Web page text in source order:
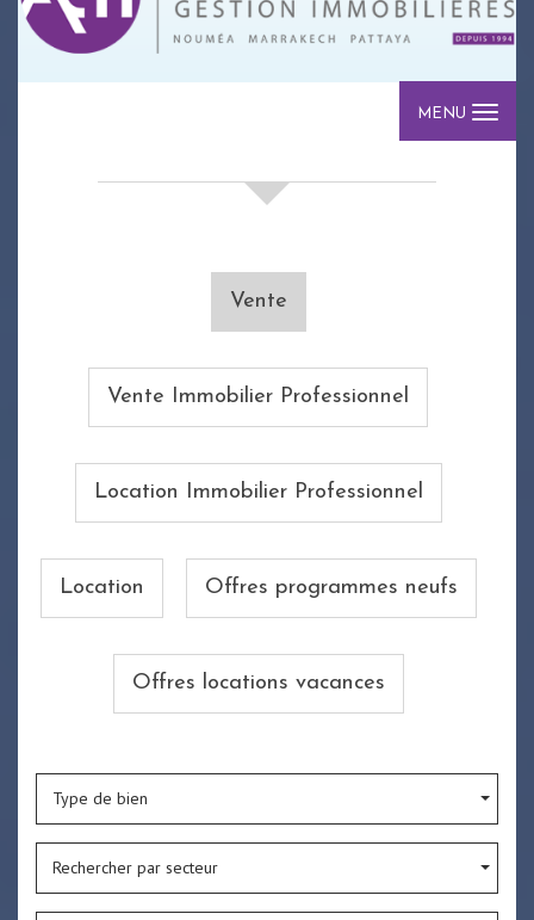
MENU
Vente
Vente Immobilier Professionnel
Location Immobilier Professionnel
Location Offres programmes neufs
Offres locations vacances
Type de bien
Rechercher par secteur